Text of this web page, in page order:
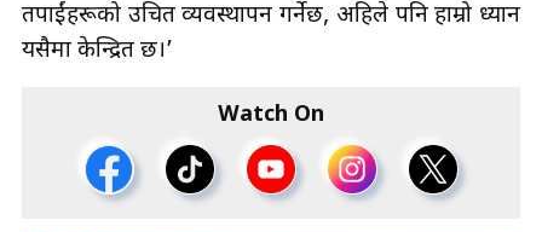
तपाईंहरूको उचित व्यवस्थापन गर्नेछ, अहिले पनि हाम्रो ध्यान
यसैमा केन्द्रित छ।’
Watch On